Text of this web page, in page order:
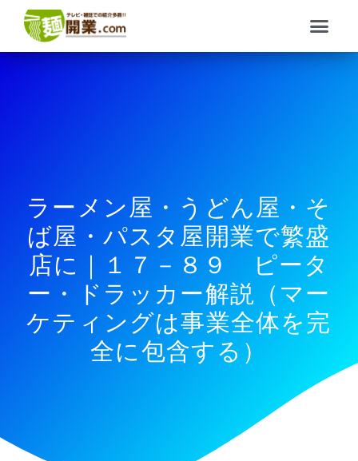
メ
ニ
ュ
ラーメン屋・うどん屋・そ
ば屋・パスタ屋開業で繁盛
店に｜１７－８９ ピータ
ー・ドラッカー解説（マー
ケティングは事業全体を完
全に包含する）